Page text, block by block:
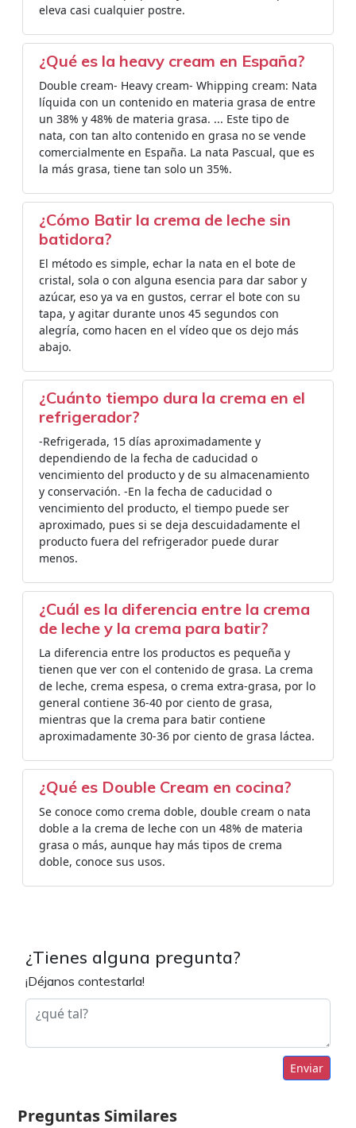
eleva casi cualquier postre.
¿Qué es la heavy cream en España?
Double cream- Heavy cream- Whipping cream: Nata
líquida con un contenido en materia grasa de entre
un 38% y 48% de materia grasa. ... Este tipo de
nata, con tan alto contenido en grasa no se vende
comercialmente en España. La nata Pascual, que es
la más grasa, tiene tan solo un 35%.
¿Cómo Batir la crema de leche sin
batidora?
El método es simple, echar la nata en el bote de
cristal, sola o con alguna esencia para dar sabor y
azúcar, eso ya va en gustos, cerrar el bote con su
tapa, y agitar durante unos 45 segundos con
alegría, como hacen en el vídeo que os dejo más
abajo.
¿Cuánto tiempo dura la crema en el
refrigerador?
-Refrigerada, 15 días aproximadamente y
dependiendo de la fecha de caducidad o
vencimiento del producto y de su almacenamiento
y conservación. -En la fecha de caducidad o
vencimiento del producto, el tiempo puede ser
aproximado, pues si se deja descuidadamente el
producto fuera del refrigerador puede durar
menos.
¿Cuál es la diferencia entre la crema
de leche y la crema para batir?
La diferencia entre los productos es pequeña y
tienen que ver con el contenido de grasa. La crema
de leche, crema espesa, o crema extra-grasa, por lo
general contiene 36-40 por ciento de grasa,
mientras que la crema para batir contiene
aproximadamente 30-36 por ciento de grasa láctea.
¿Qué es Double Cream en cocina?
Se conoce como crema doble, double cream o nata
doble a la crema de leche con un 48% de materia
grasa o más, aunque hay más tipos de crema
doble, conoce sus usos.
¿Tienes alguna pregunta?
¡Déjanos contestarla!
Enviar
Preguntas Similares